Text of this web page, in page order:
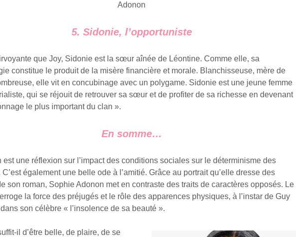
Adonon
5. Sidonie, l’opportuniste
que Joy, Sidonie est la sœur aînée de Léontine. Comme elle, sa
constitue le produit de la misère financière et morale. Blanchisseuse, mère de
elle vit en concubinage avec un polygame. Sidonie est une jeune femme
qui se réjouit de retrouver sa sœur et de profiter de sa richesse en devenant
le plus important du clan ».
En somme…
est une réflexion sur l’impact des conditions sociales sur le déterminisme des
également une belle ode à l’amitié. Grâce au portrait qu’elle dresse des
son roman, Sophie Adonon met en contraste des traits de caractères opposés. Le
la force des préjugés et le rôle des apparences physiques, à l’instar de Guy
son célèbre « l’insolence de sa beauté ».
il d’être belle, de plaire, de se